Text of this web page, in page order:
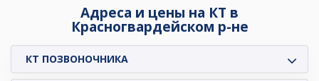
Адреса и цены на КТ в
Красногвардейском р-не
КТ ПОЗВОНОЧНИКА